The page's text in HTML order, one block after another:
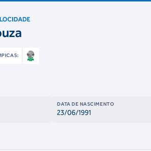
DATA DE NASCIMENTO
23/06/1991